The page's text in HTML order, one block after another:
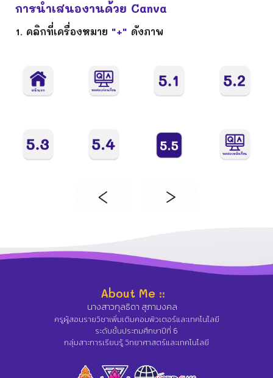
การนำเสนองานด้วย Canva
1. คลิกที่เครื่องหมาย "+" ดังภาพ
About Me ::
นางสาวกุลธิดา สุภามงคล
ครูผู้สอนรายวิชาเพิ่มเติมคอมพิวเตอร์และเทคโนโลยี
ระดับชั้นประถมศึกษาปีที่ 6
กลุ่มสาะการเรียนรู้ วิทยาศาสตร์และเทคโนโลยี